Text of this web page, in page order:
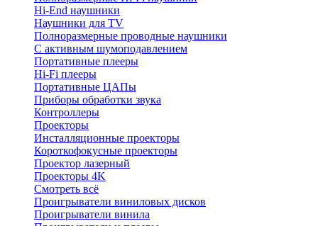
Hi-End наушники
Наушники для TV
Полноразмерные проводные наушники
С активным шумоподавлением
Портативные плееры
Hi-Fi плееры
Портативные ЦАПы
Приборы обработки звука
Контроллеры
Проекторы
Инсталляционные проекторы
Короткофокусные проекторы
Проектор лазерный
Проекторы 4K
Смотреть всё
Проигрыватели виниловых дисков
Проигрыватели винила